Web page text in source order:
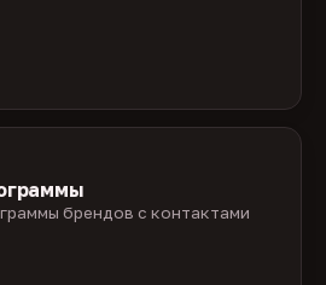
брендов с контактами